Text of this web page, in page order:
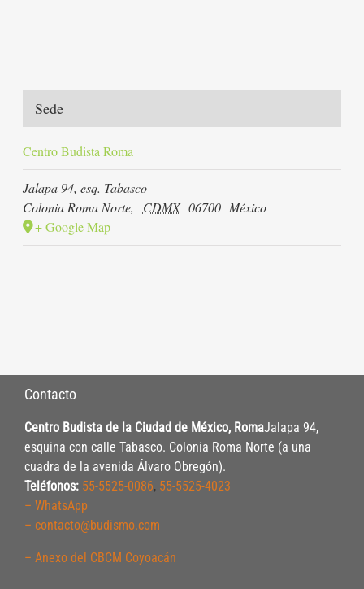
Sede
Centro Budista Roma
Jalapa 94, esq. Tabasco
Colonia Roma Norte, CDMX 06700 México
+ Google Map
Contacto
Centro Budista de la Ciudad de México, RomaJalapa 94,
esquina con calle Tabasco. Colonia Roma Norte (a una
cuadra de la avenida Álvaro Obregón).
Teléfonos: 55-5525-0086, 55-5525-4023
– WhatsApp
– contacto@budismo.com
– Anexo del CBCM Coyoacán